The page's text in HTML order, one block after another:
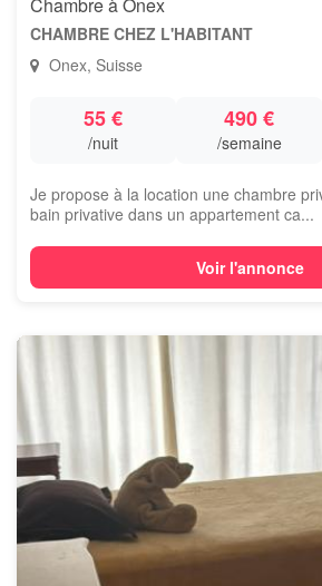
CHAMBRE CHEZ L'HABITANT
Onex, Suisse
55 €
/nuit
490 €
/semaine
Je propose à la location une chambre
bain privative dans un appartement ca...
Voir l'annonce